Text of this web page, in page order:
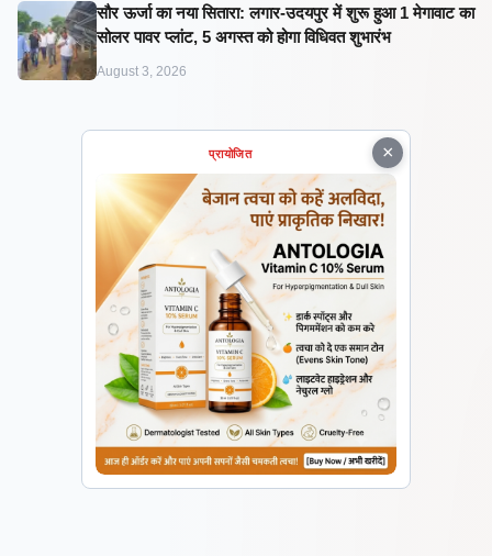
सौर ऊर्जा का नया सितारा: लगार-उदयपुर में शुरू हुआ 1 मेगावाट का
सोलर पावर प्लांट, 5 अगस्त को होगा विधिवत शुभारंभ
August 3, 2026
×
प्रायोजित